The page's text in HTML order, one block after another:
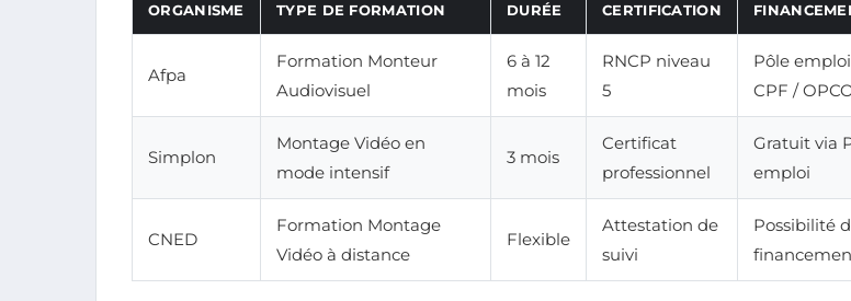
ORGANISME TYPE DE FORMATION DURÉE CERTIFICATION
Afpa
Formation Monteur
Audiovisuel
6 à 12
mois
RNCP niveau
5
Pôle
CPF /
Simplon
Montage Vidéo en
mode intensif
3 mois
Certificat
professionnel
Gratuit via
emploi
CNED
Formation Montage
Vidéo à distance
Flexible
Attestation de
suivi
Possibilité